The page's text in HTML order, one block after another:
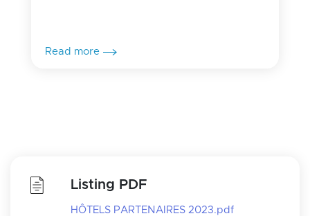
Read more
Listing PDF
HÔTELS PARTENAIRES 2023.pdf